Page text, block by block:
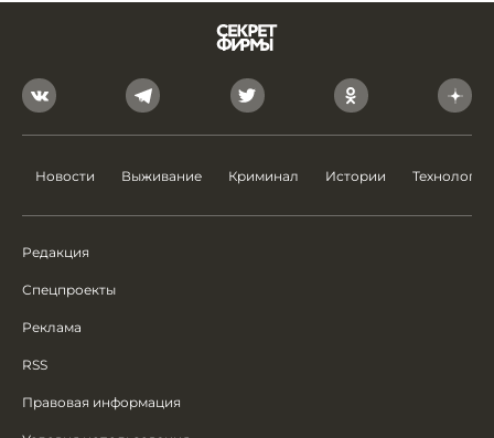
Новости Выживание Криминал Истории Технологии
Редакция
Спецпроекты
Реклама
RSS
Правовая информация